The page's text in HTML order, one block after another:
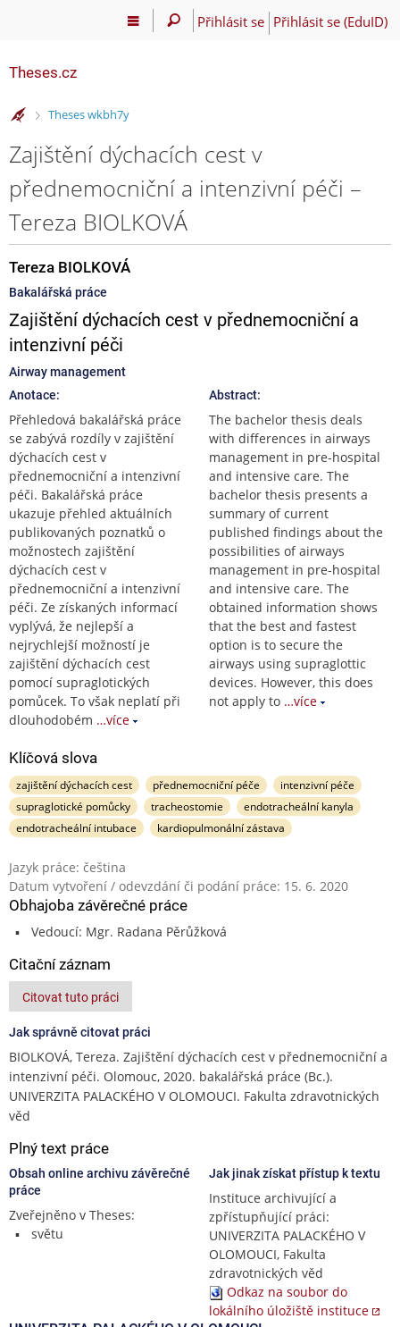
Přihlásit se Přihlásit se (EduID)
Theses.cz
>
Theses wkbh7y
Zajištění dýchacích cest v
přednemocniční a intenzivní péči –
Tereza BIOLKOVÁ
Tereza BIOLKOVÁ
Bakalářská práce
Zajištění dýchacích cest v přednemocniční a
intenzivní péči
Airway management
Anotace:
Přehledová bakalářská práce
se zabývá rozdíly v zajištění
dýchacích cest v
přednemocniční a intenzivní
péči. Bakalářská práce
ukazuje přehled aktuálních
publikovaných poznatků o
možnostech zajištění
dýchacích cest v
přednemocniční a intenzivní
péči. Ze získaných informací
vyplývá, že nejlepší a
nejrychlejší možností je
zajištění dýchacích cest
pomocí supraglotických
pomůcek. To však neplatí při
dlouhodobém …více
Abstract:
The bachelor thesis deals
with differences in airways
management in pre-hospital
and intensive care. The
bachelor thesis presents a
summary of current
published findings about the
possibilities of airways
management in pre-hospital
and intensive care. The
obtained information shows
that the best and fastest
option is to secure the
airways using supraglottic
devices. However, this does
not apply to …více
Klíčová slova
zajištění dýchacích cest přednemocniční péče
intenzivní péče
supraglotické pomůcky
tracheostomie
endotracheální kanyla
endotracheální intubace
kardiopulmonální zástava
Jazyk práce: čeština
Datum vytvoření / odevzdání či podání práce: 15. 6. 2020
Obhajoba závěrečné práce
Vedoucí: Mgr. Radana Pěrůžková
Citační záznam
Citovat tuto práci
Jak správně citovat práci
BIOLKOVÁ, Tereza. Zajištění dýchacích cest v přednemocniční a
intenzivní péči. Olomouc, 2020. bakalářská práce (Bc.).
UNIVERZITA PALACKÉHO V OLOMOUCI. Fakulta zdravotnických
věd
Plný text práce
Obsah online archivu závěrečné
práce
Zveřejněno v Theses:
světu
Jak jinak získat přístup k textu
Instituce archivující a
zpřístupňující práci:
UNIVERZITA PALACKÉHO V
OLOMOUCI, Fakulta
zdravotnických věd
Odkaz na soubor do
lokálního úložiště instituce